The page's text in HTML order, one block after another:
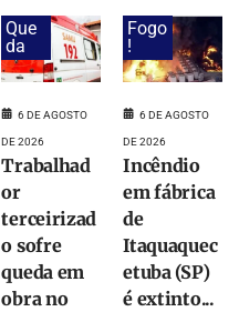
Que
da
6 DE AGOSTO
DE 2026
Trabalhad
or
terceirizad
o sofre
queda em
obra no
Fogo
!
6 DE AGOSTO
DE 2026
Incêndio
em fábrica
de
Itaquaquec
etuba (SP)
é extinto...